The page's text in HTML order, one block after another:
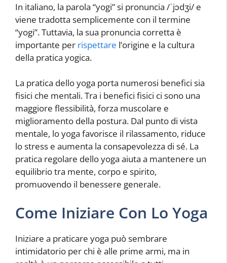
In italiano, la parola “yogi” si pronuncia /ˈjɔdʒi/ e
viene tradotta semplicemente con il termine
“yogi”. Tuttavia, la sua pronuncia corretta è
importante per rispettare l’origine e la cultura
della pratica yogica.
La pratica dello yoga porta numerosi benefici sia
fisici che mentali. Tra i benefici fisici ci sono una
maggiore flessibilità, forza muscolare e
miglioramento della postura. Dal punto di vista
mentale, lo yoga favorisce il rilassamento, riduce
lo stress e aumenta la consapevolezza di sé. La
pratica regolare dello yoga aiuta a mantenere un
equilibrio tra mente, corpo e spirito,
promuovendo il benessere generale.
Come Iniziare Con Lo Yoga
Iniziare a praticare yoga può sembrare
intimidatorio per chi è alle prime armi, ma in